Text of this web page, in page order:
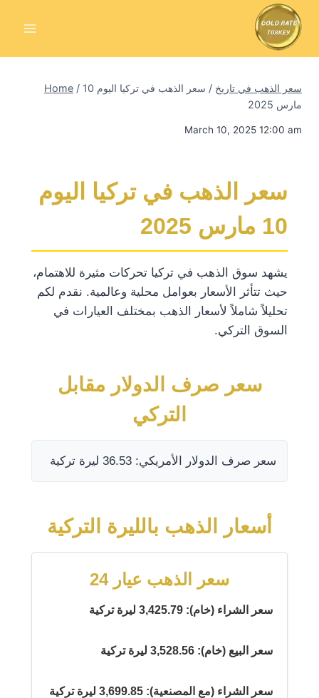
Home / سعر الذهب في تاريخ /
سعر الذهب في تركيا اليوم 10
مارس 2025
March 10, 2025 12:00 am
سعر الذهب في تركيا اليوم
10 مارس 2025
يشهد سوق الذهب في تركيا تحركات مثيرة للاهتمام،
حيث تتأثر الأسعار بعوامل محلية وعالمية. نقدم لكم
تحليلاً شاملاً لأسعار الذهب بمختلف العيارات في
السوق التركي.
سعر صرف الدولار مقابل
التركي
سعر صرف الدولار الأمريكي: 36.53 ليرة تركية
أسعار الذهب بالليرة التركية
سعر الذهب عيار 24
سعر الشراء (خام): 3,425.79 ليرة تركية
سعر البيع (خام): 3,528.56 ليرة تركية
سعر الشراء (مع المصنعية): 3,699.85 ليرة تركية